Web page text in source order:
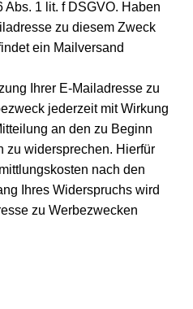
Abs. 1 lit. f DSGVO. Haben
zu diesem Zweck
ein Mailversand
Ihrer E-Mailadresse zu
jederzeit mit Wirkung
an den zu Beginn
zu widersprechen. Hierfür
nach den
Ihres Widerspruchs wird
zu Werbezwecken